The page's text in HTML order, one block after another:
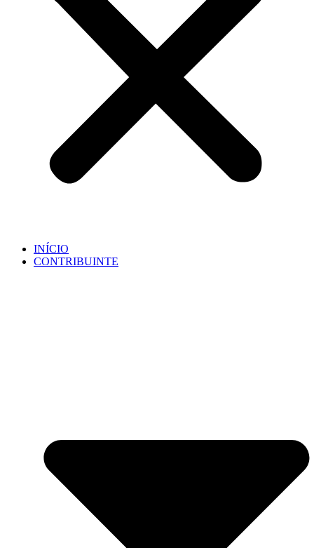
INÍCIO
CONTRIBUINTE